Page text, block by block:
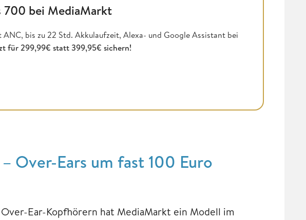
700 bei MediaMarkt
bis zu 22 Std. Akkulaufzeit, Alexa- und Google Assistant bei
für 299,99€ statt 399,95€ sichern!
Over-Ears um fast 100 Euro
Ear-Kopfhörern hat MediaMarkt ein Modell im